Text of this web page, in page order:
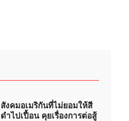
สังคมอเมริกันที่ไม่ยอมให้สี
ดำไปเปื้อน คุยเรื่องการต่อสู้